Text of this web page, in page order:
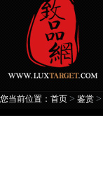
您当前位置： 首页 > 鉴赏 >